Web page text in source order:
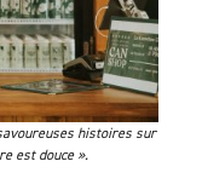
histoires sur
est douce ».